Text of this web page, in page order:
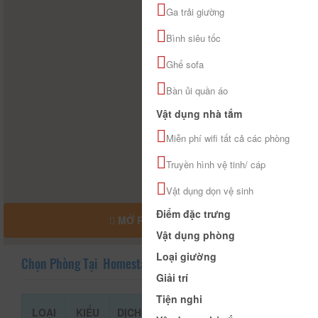
MỞ RỘNG BẢN ĐỒ
Chọn Phòng Tại Homestay Minh Thư
LOẠI
KIỂU
DỊCH
Ga trải giường
Bình siêu tốc
Ghế sofa
Bàn ủi quần áo
Vật dụng nhà tắm
Miễn phí wifi tất cả các phòng
Truyền hình vệ tinh/ cáp
Vật dụng dọn vệ sinh
Điểm đặc trưng
Vật dụng phòng
Loại giường
Giải trí
Tiện nghi